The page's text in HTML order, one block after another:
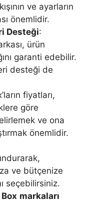
ve ayarların
önemlidir.
Desteği:
ürün
garanti edebilir.
desteği de
fiyatları,
göre
ve ona
önemlidir.
ve bütçenize
seçebilirsiniz.
Box markaları